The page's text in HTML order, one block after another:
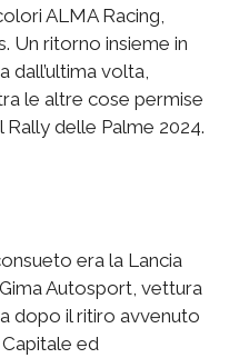
ALMA Racing,
Un ritorno insieme in
dall’ultima volta,
le altre cose permise
delle Palme 2024.
era la Lancia
Autosport, vettura
dopo il ritiro avvenuto
ed